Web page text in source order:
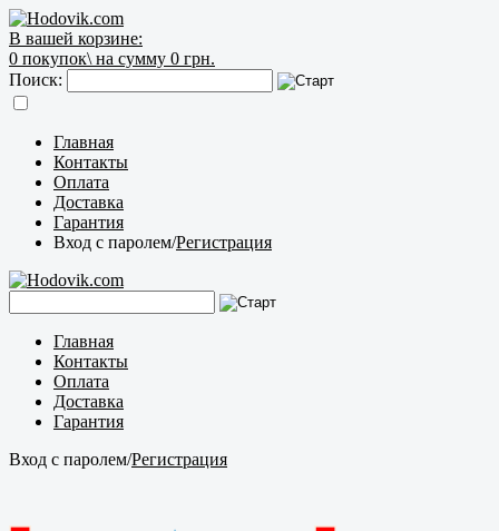
В вашей корзине:
0 покупок\ на сумму 0 грн.
Поиск:
Главная
Контакты
Оплата
Доставка
Гарантия
Вход с паролем/Регистрация
Главная
Контакты
Оплата
Доставка
Гарантия
Вход с паролем/Регистрация